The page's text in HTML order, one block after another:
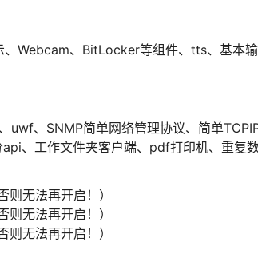
Webcam、BitLocker等组件、tts、基本
uwf、SNMP简单网络管理协议、简单
、工作文件夹客户端、pdf打印机、重复
则无法再开启！）
则无法再开启！）
则无法再开启！）